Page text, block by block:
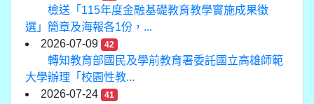
檢送「115年度金融基礎教育教學實施成果徵
選」簡章及海報各1份，...
2026-07-09
42
轉知教育部國民及學前教育署委託國立高雄師範
大學辦理「校園性教...
2026-07-24
41